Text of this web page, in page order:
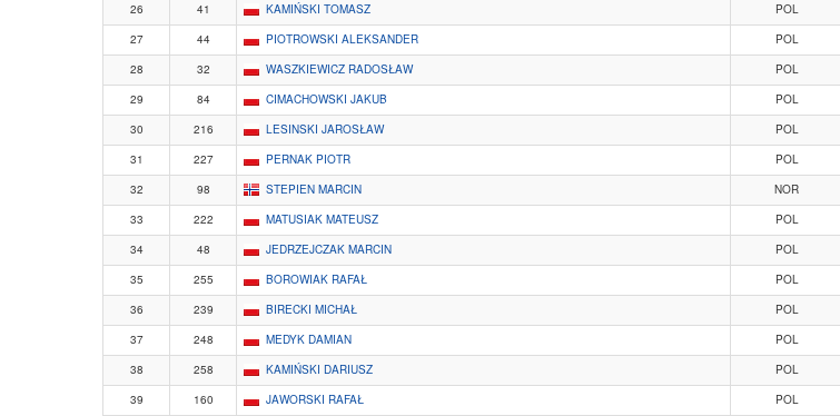
26
41 KAMIŃSKI TOMASZ POL
27
44 PIOTROWSKI ALEKSANDER POL
28
32 WASZKIEWICZ RADOSŁAW POL
29
84 CIMACHOWSKI JAKUB POL
30
216 LESINSKI JAROSŁAW POL
31
227 PERNAK PIOTR POL
32
98 STEPIEN MARCIN NOR
33
222 MATUSIAK MATEUSZ POL
34
48 JEDRZEJCZAK MARCIN POL
35
255 BOROWIAK RAFAŁ POL
36
239 BIRECKI MICHAŁ POL
37
248 MEDYK DAMIAN POL
38
258 KAMIŃSKI DARIUSZ POL
39
160 JAWORSKI RAFAŁ POL